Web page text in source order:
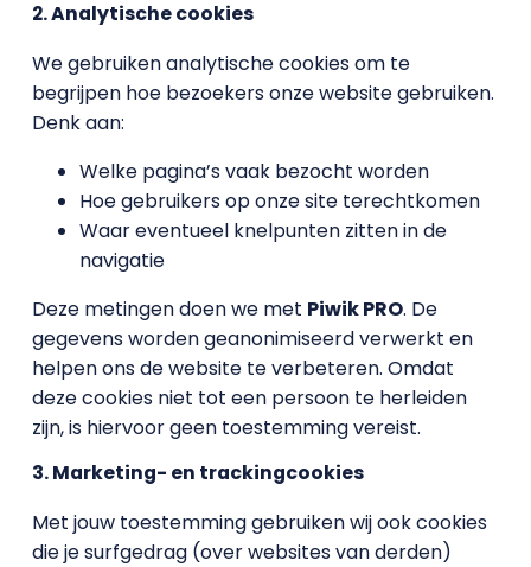
2. Analytische cookies
We gebruiken analytische cookies om te
begrijpen hoe bezoekers onze website gebruiken.
Denk aan:
Welke pagina’s vaak bezocht worden
Hoe gebruikers op onze site terechtkomen
Waar eventueel knelpunten zitten in de
navigatie
Deze metingen doen we met Piwik PRO. De
gegevens worden geanonimiseerd verwerkt en
helpen ons de website te verbeteren. Omdat
deze cookies niet tot een persoon te herleiden
zijn, is hiervoor geen toestemming vereist.
3. Marketing- en trackingcookies
Met jouw toestemming gebruiken wij ook cookies
die je surfgedrag (over websites van derden)